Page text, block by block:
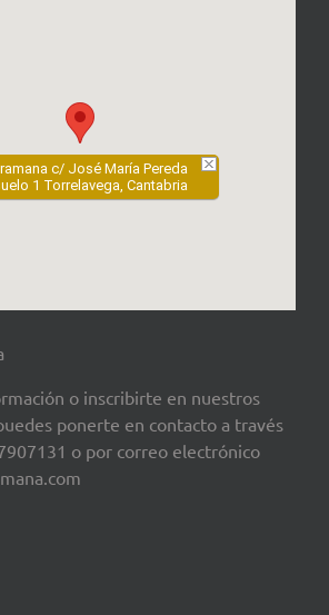
c/ José María Pereda
1 Torrelavega, Cantabria
o inscribirte en nuestros
ponerte en contacto a través
o por correo electrónico